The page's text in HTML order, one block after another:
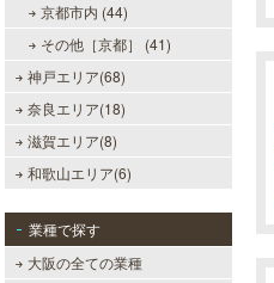
京都市内 (44)
その他［京都］ (41)
神戸エリア(68)
奈良エリア(18)
滋賀エリア(8)
和歌山エリア(6)
業種で探す
大阪の全ての業種